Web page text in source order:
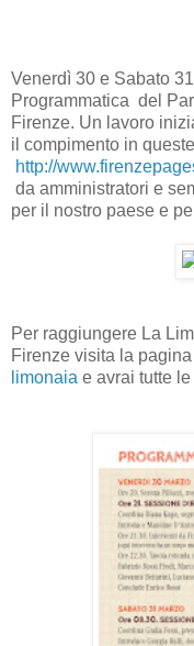
Venerdì 30 e Sabato
Programmatica del
Firenze. Un lavoro
il compimento in
http://
da amministratori e
per il nostro paese e
Per raggiungere La
Firenze visita la
limonaia e avrai tutte